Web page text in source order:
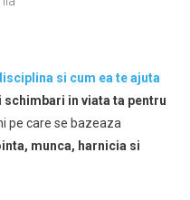
si cum ea te ajuta
schimbari in viata ta pentru
pe care se bazeaza
munca, harnicia si